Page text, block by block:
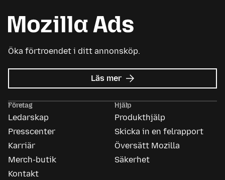
Öka förtroendet i ditt annonsköp.
Läs mer om
Mozilla
Företag
Ledarskap
Presscenter
Karriär
Merch-butik
Kontakt
Hjälp
Produkthjälp
Skicka in en felrapport
Översätt Mozilla
Säkerhet